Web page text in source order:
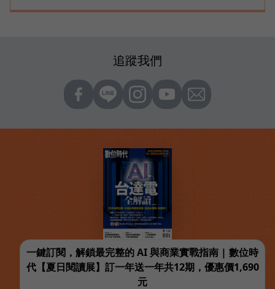
追蹤我們
一鍵訂閱，解鎖最完整的 AI 與商業實戰指南 | 數位時
代【夏日閱讀展】訂一年送一年共12期，優惠價1,690
元